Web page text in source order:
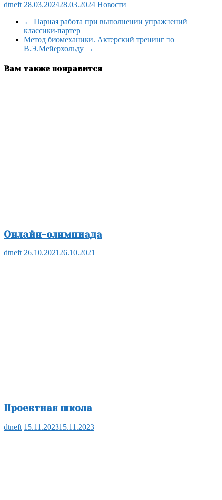
Отправить
dtneft 28.03.202428.03.2024 Новости
← Парная работа при выполнении упражнений
классики-партер
Метод биомеханики. Актерский тренинг по
В.Э.Мейерхольду →
Вам также понравится
Онлайн-олимпиада
dtneft 26.10.2021 26.10.2021
Проектная школа
dtneft 15.11.202315.11.2023